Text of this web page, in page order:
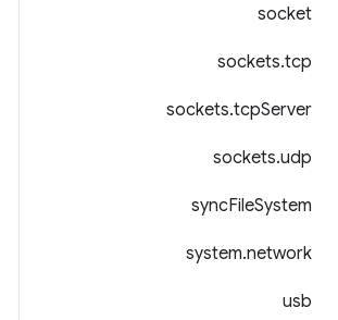
socket
sockets.tcp
sockets.tcpServer
sockets.udp
syncFileSystem
system.network
usb